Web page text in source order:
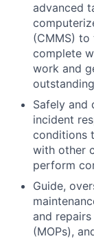
advanced
(CMMS)
complete
work and
Safely and
incident
conditions
with other
perform
Guide,
and
(MOPs),